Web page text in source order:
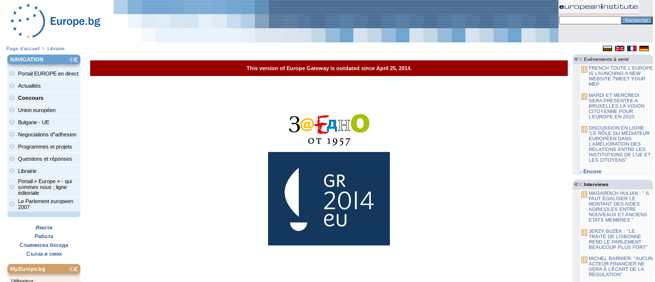
Page d’accueil Librairie
NAVIGATION
Portail EUROPE en direct
Actualités
Concours
Union européen
Bulgarie - UE
Negociations d"adhesion
Programmes et projets
Questions et réponses
Librairie
Portail « Europe » - qui
sommes nous ; ligne
éditoriale
Le Parlement europeen
2007
Имоти
Работа
Славянска беседа
Сълза и смях
My.Europe.bg
Utilisateur:
This version of Europe Gateway is outdated since April 25, 2014.
Evénements à venir
FRENCH TOUTE L'EUROPE
IS LAUNCHING A NEW
WEBSITE TWEET YOUR
MEP
MARDI ET MERCREDI
SERA PRESENTEE A
BRUXELLES LA VISION
CITOYENNE POUR
L’EUROPE EN 2020
DISCUSSION EN LIGNE
“LE RÔLE DU MÉDIATEUR
EUROPÉEN DANS
L’AMÉLIORATION DES
RELATIONS ENTRE LES
INSTITUTIONS DE L’UE ET
LES CITOYENS”
Encore
Interviews
MAGARDICH HULIAN : " IL
FAUT ÉGALISER LE
MONTANT DES AIDES
AGRICOLES ENTRE
NOUVEAUX ET ANCIENS
ETATS MEMBRES "
JERZY BUZEK : "LE
TRAITÉ DE LISBONNE
REND LE PARLEMENT
BEAUCOUP PLUS FORT"
MICHEL BARNIER: "AUCUN
ACTEUR FINANCIER NE
SERA À L’ÉCART DE LA
RÉGULATION"